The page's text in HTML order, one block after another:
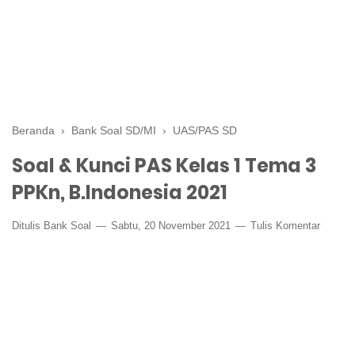
Beranda › Bank Soal SD/MI › UAS/PAS SD
Soal & Kunci PAS Kelas 1 Tema 3
PPKn, B.Indonesia 2021
Ditulis Bank Soal Sabtu, 20 November 2021 Tulis Komentar